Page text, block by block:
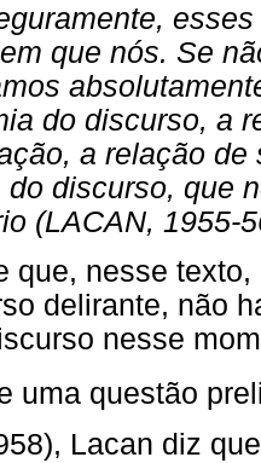
que nós. Se
do discurso, a
a relação de
do discurso, que
(LACAN, 1955-
que, nesse
delirante, não
nesse
uma questão
Lacan diz